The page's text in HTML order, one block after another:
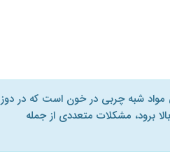
شبه چربی در خون است که در دوز
برود، مشکلات متعددی از جمله